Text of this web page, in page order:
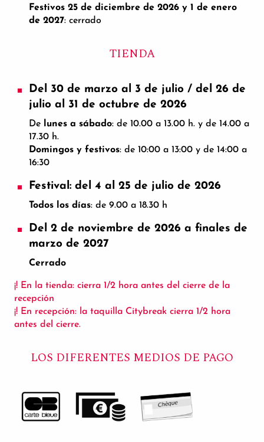
Festivos 25 de diciembre de 2026 y 1 de enero
de 2027: cerrado
TIENDA
Del 30 de marzo al 3 de julio / del 26 de
julio al 31 de octubre de 2026
De lunes a sábado: de 10.00 a 13.00 h. y de 14.00 a
17.30 h.
Domingos y festivos: de 10:00 a 13:00 y de 14:00 a
16:30
Festival: del 4 al 25 de julio de 2026
Todos los días: de 9.00 a 18.30 h
Del 2 de noviembre de 2026 a finales de
marzo de 2027
Cerrado
¡! En la tienda: cierra 1/2 hora antes del cierre de la
recepción
¡! En recepción: la taquilla Citybreak cierra 1/2 hora
antes del cierre.
LOS DIFERENTES MEDIOS DE PAGO